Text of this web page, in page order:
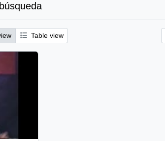
Table view